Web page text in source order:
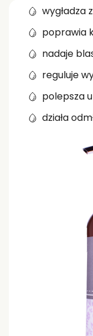
wygładza
poprawia
nadaje
reguluje
polepsza
działa